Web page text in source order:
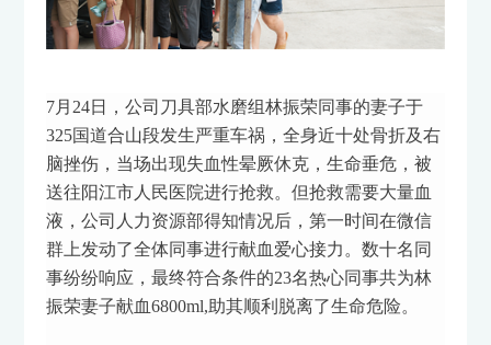
7月24日，公司刀具部水磨组林振荣同事的妻子于
325国道合山段发生严重车祸，全身近十处骨折及右
脑挫伤，当场出现失血性晕厥休克，生命垂危，被
送往阳江市人民医院进行抢救。但抢救需要大量血
液，公司人力资源部得知情况后，第一时间在微信
群上发动了全体同事进行献血爱心接力。数十名同
事纷纷响应，最终符合条件的23名热心同事共为林
振荣妻子献血6800ml,助其顺利脱离了生命危险。